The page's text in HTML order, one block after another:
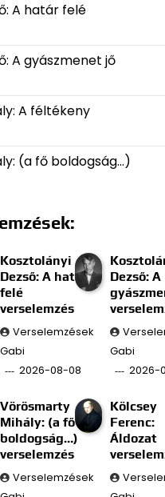
A határ felé
A gyászmenet jő
A féltékeny
(a fő boldogság…)
Kosztolányi
Dezső: A határ
felé
verselemzés
Verselemzések
Gabi
2026-08-08
Dezső: A
Gabi
2026-
Vörösmarty
Mihály: (a fő
boldogság…)
verselemzés
Verselemzések
Kölcsey
Ferenc:
Áldozat